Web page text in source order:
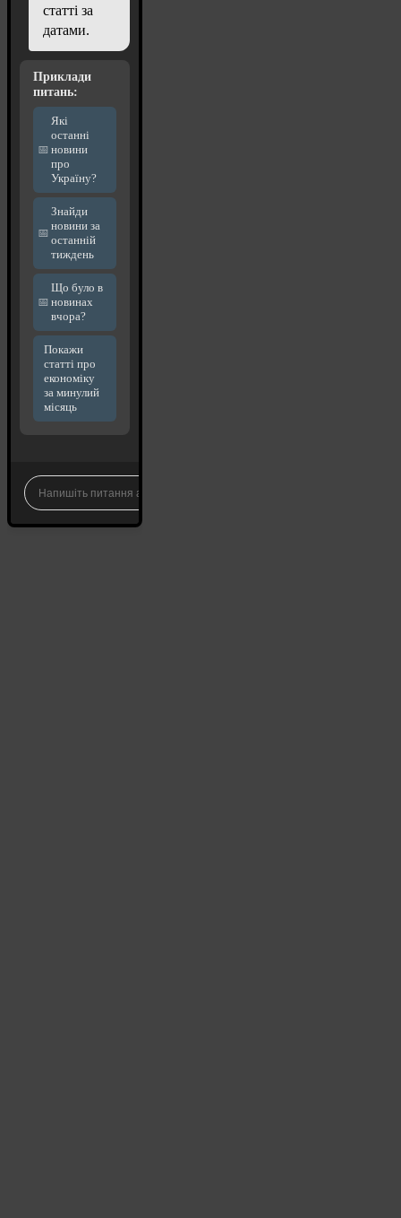
статті за
датами.
Приклади
питань:
Які
останні
новини
про
Україну?
Знайди
новини за
останній
тиждень
Що було в
новинах
вчора?
Покажи
статті про
економіку
за минулий
місяць